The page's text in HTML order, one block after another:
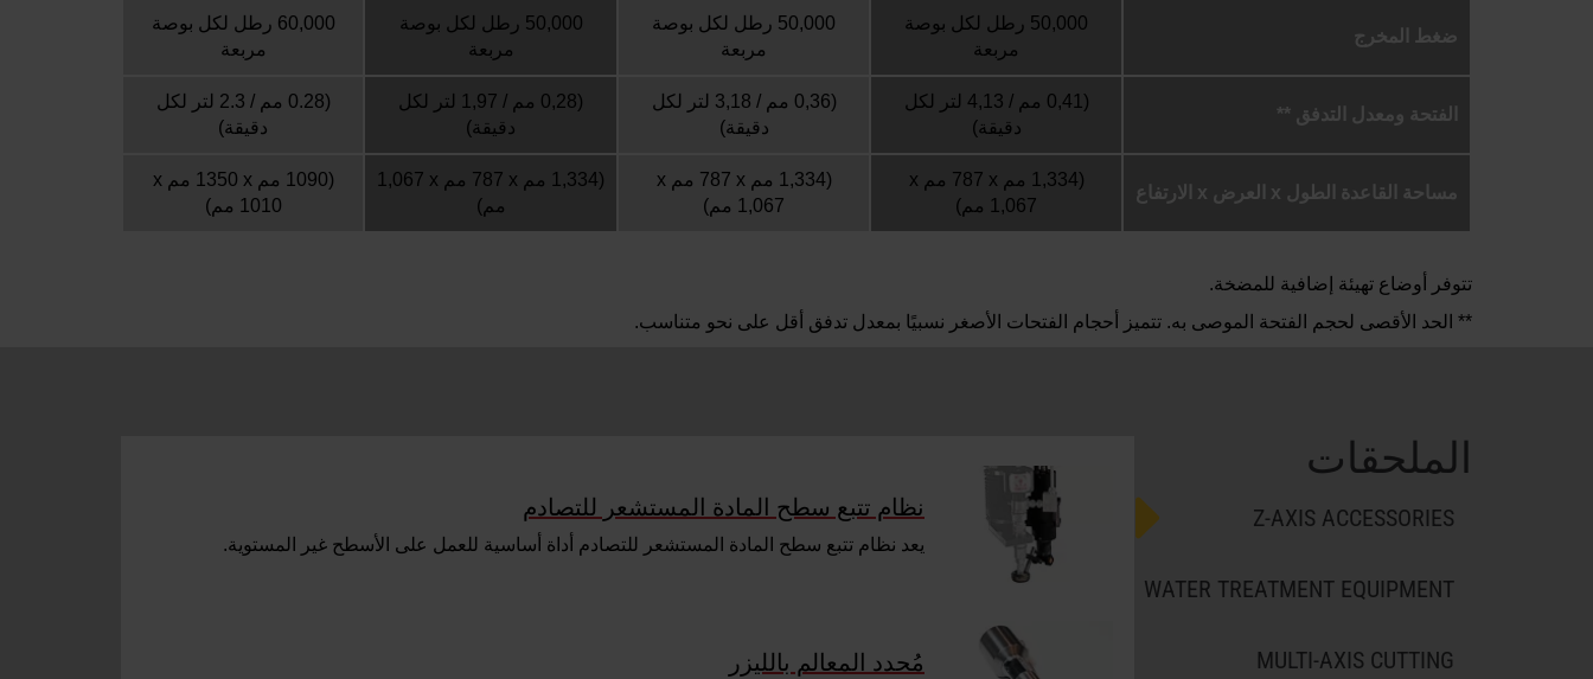
ضغط المخرج
50,000 رطل لكل بوصة
مربعة
50,000 رطل لكل بوصة
مربعة
50,000 رطل لكل بوصة
مربعة
60,000 رطل لكل بوصة
مربعة
الفتحة ومعدل التدفق **
(0,41 مم / 4,13 لتر لكل
دقيقة)
(0,36 مم / 3,18 لتر لكل
دقيقة)
(0,28 مم / 1,97 لتر لكل
دقيقة)
(0.28 مم / 2.3 لتر لكل
دقيقة)
مساحة القاعدة الطول x العرض x الارتفاع
1,067 مم)
1,067 مم)
(1,334 مم x‏ 787 مم x‏ 1,067
مم)
1010 مم)
تتوفر أوضاع تهيئة إضافية للمضخة.
** الحد الأقصى لحجم الفتحة الموصى به. تتميز أحجام الفتحات الأصغر نسبيًا بمعدل تدفق أقل على نحو متناسب.
الملحقات
Z-AXIS ACCESSORIES
WATER TREATMENT EQUIPMENT
MULTI-AXIS CUTTING
نظام تتبع سطح المادة المستشعر للتصادم
يعد نظام تتبع سطح المادة المستشعر للتصادم أداة أساسية للعمل على الأسطح غير المستوية.
مُحدد المعالم بالليزر